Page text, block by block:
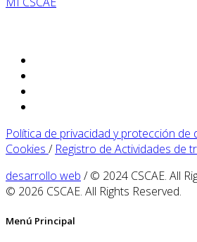
Política de privacidad y protección de
Cookies / Registro de Actividades de
desarrollo web / © 2024 CSCAE. All
© 2026 CSCAE. All Rights Reserved.
Menú Principal